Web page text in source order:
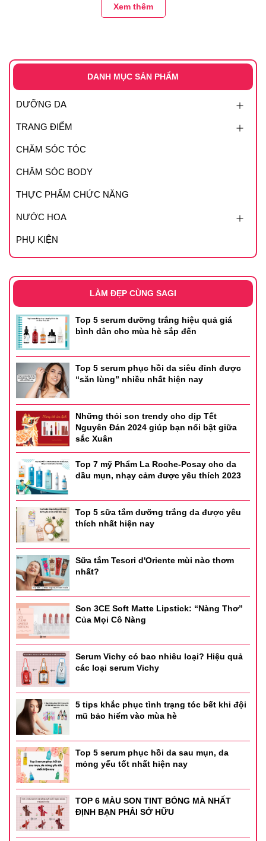
- Phù hợp với da nhạy cảm.
Hướng dẫn sử dụng
- Bước 1: Sau khi đã rửa mặt, dùng toner để cấp ẩm da và
hấp thụ tinh chất tốt hơn
- Bước 2: Sau đó, hãy mở túi và lấy mặt nạ ra, đắp lên
gương mặt sao cho đảm bảo mặt nạ đều phủ lên toàn bộ
khuôn mặt, tránh vùng mắt và miệng.
- Sau khoảng 10-20 phút, hãy tháo mặt nạ ra.
- Cuối cùng, dùng tay nhẹ nhàng xoa đều phần tinh chất
còn lại lên da, để tinh chất thấm vào da.
Thông tin sản phẩm
- Thương hiệu: Labiotte
- Xuất xứ: Hàn Quốc
- Dung tích: 25ml
Xem thêm
DANH MỤC SẢN PHẨM
DƯỠNG DA
TRANG ĐIỂM
CHĂM SÓC TÓC
CHĂM SÓC BODY
THỰC PHẨM CHỨC NĂNG
NƯỚC HOA
PHỤ KIỆN
LÀM ĐẸP CÙNG SAGI
Top 5 serum dưỡng trắng hiệu quả giá
bình dân cho mùa hè sắp đến
Top 5 serum phục hồi da siêu đỉnh được
“săn lùng” nhiều nhất hiện nay
Những thỏi son trendy cho dịp Tết
Nguyên Đán 2024 giúp bạn nổi bật giữa
sắc Xuân
Top 7 mỹ Phẩm La Roche-Posay cho da
dầu mụn, nhạy cảm được yêu thích 2023
Top 5 sữa tắm dưỡng trắng da được yêu
thích nhất hiện nay
Sữa tắm Tesori d'Oriente mùi nào thơm
nhất?
Son 3CE Soft Matte Lipstick: “Nàng Thơ”
Của Mọi Cô Nàng
Serum Vichy có bao nhiêu loại? Hiệu quả
các loại serum Vichy
5 tips khắc phục tình trạng tóc bết khi đội
mũ bảo hiểm vào mùa hè
Top 5 serum phục hồi da sau mụn, da
mỏng yếu tốt nhất hiện nay
TOP 6 MÀU SON TINT BÓNG MÀ NHẤT
ĐỊNH BẠN PHẢI SỞ HỮU